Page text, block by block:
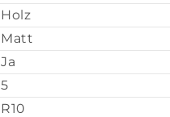
Holz
Matt
Ja
5
R10